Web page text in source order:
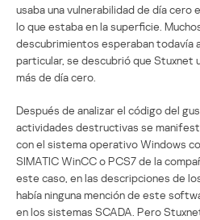
usaba una vulnerabilidad de día cero
lo que estaba en la superficie.
descubrimientos esperaban todavía
particular, se descubrió que Stuxnet
más de día cero.
Después de analizar el código del
actividades destructivas se
con el sistema operativo Windows
SIMATIC WinCC o PCS7 de la
este caso, en las descripciones de
había ninguna mención de este
en los sistemas SCADA. Pero